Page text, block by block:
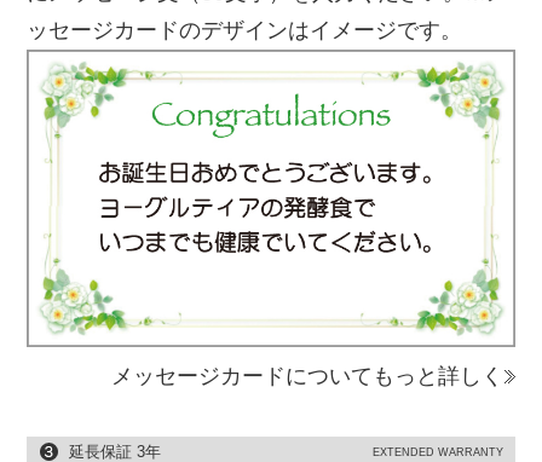
ッセージカードのデザインはイメージです。
メッセージカードについてもっと詳しく
延長保証 3年 EXTENDED WARRANTY